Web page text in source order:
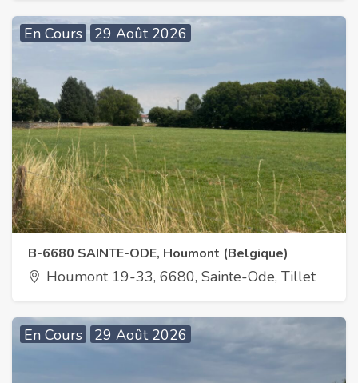
En Cours 29 Août 2026
B-6680 SAINTE-ODE, Houmont (Belgique)
Houmont 19-33, 6680, Sainte-Ode, Tillet
En Cours 29 Août 2026